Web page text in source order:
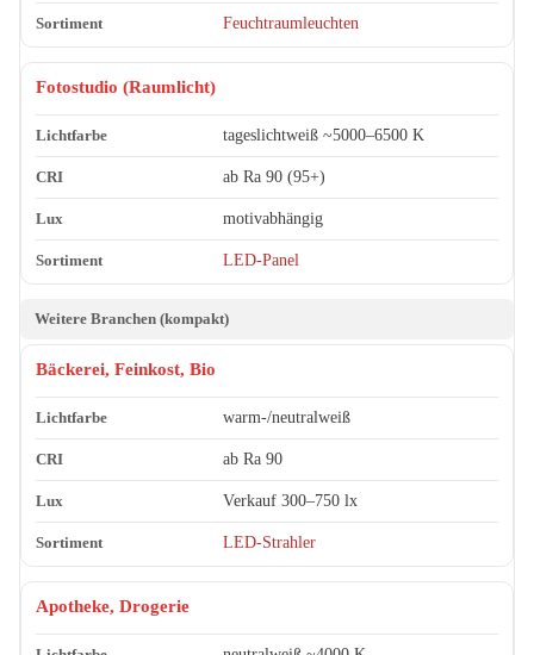
Feuchtraumleuchten
Fotostudio (Raumlicht)
tageslichtweiß ~5000–6500 K
ab Ra 90 (95+)
motivabhängig
LED-Panel
Weitere Branchen (kompakt)
Bäckerei, Feinkost, Bio
warm-/neutralweiß
ab Ra 90
Verkauf 300–750 lx
LED-Strahler
Apotheke, Drogerie